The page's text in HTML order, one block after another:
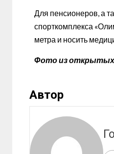
Для пенсионеров, а
спорткомплекса
метра и носить
Фото из открытых
Автор